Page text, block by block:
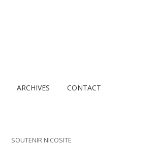
ARCHIVES CONTACT
SOUTENIR NICOSITE